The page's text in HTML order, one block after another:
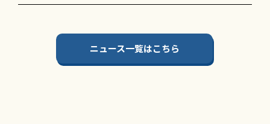
ニュース一覧はこちら